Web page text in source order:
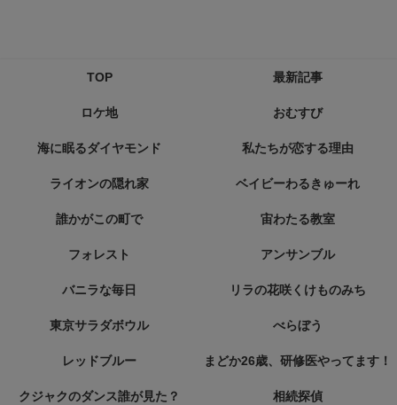
TOP 最新記事
ロケ地 おむすび
海に眠るダイヤモンド 私たちが恋する理由
ライオンの隠れ家 ベイビーわるきゅーれ
誰かがこの町で 宙わたる教室
フォレスト アンサンブル
バニラな毎日 リラの花咲くけものみち
東京サラダボウル べらぼう
レッドブルー まどか26歳、研修医やってます！
クジャクのダンス誰が見た？ 相続探偵